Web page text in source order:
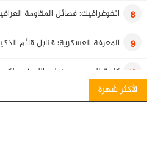
8 انفوغرافيك: فصائل المقاومة
9 المعرفة العسكرية: قنابل قائم
10 كلمة للسيد حسن نصرالله في ذكرى
الأكثر شهرة